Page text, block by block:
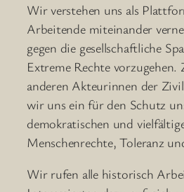
Wir verstehen uns als
Arbeitende miteinander
gegen die gesellschaftliche
Extreme Rechte
anderen Akteurinnen der
wir uns ein für den Schutz
demokratischen und
Menschenrechte, Toleranz
Wir rufen alle historisch